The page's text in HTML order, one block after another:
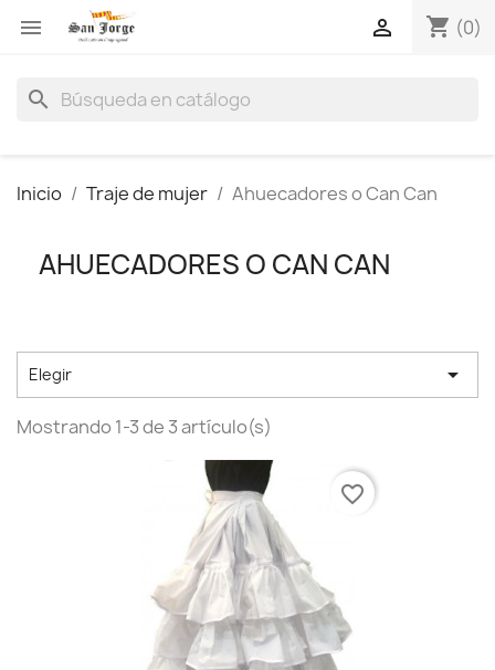
 shopping_cart (0)

search
Inicio Traje de mujer Ahuecadores o Can Can
AHUECADORES O CAN CAN
Elegir 
Mostrando 1-3 de 3 artículo(s)
favorite_border